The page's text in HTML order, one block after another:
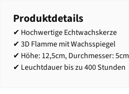
Produktdetails
✔ Hochwertige Echtwachskerze
✔ 3D Flamme mit Wachsspiegel
✔ Höhe: 12,5cm, Durchmesser: 5cm
✔ Leuchtdauer bis zu 400 Stunden